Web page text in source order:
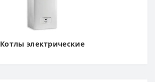
Котлы электрические